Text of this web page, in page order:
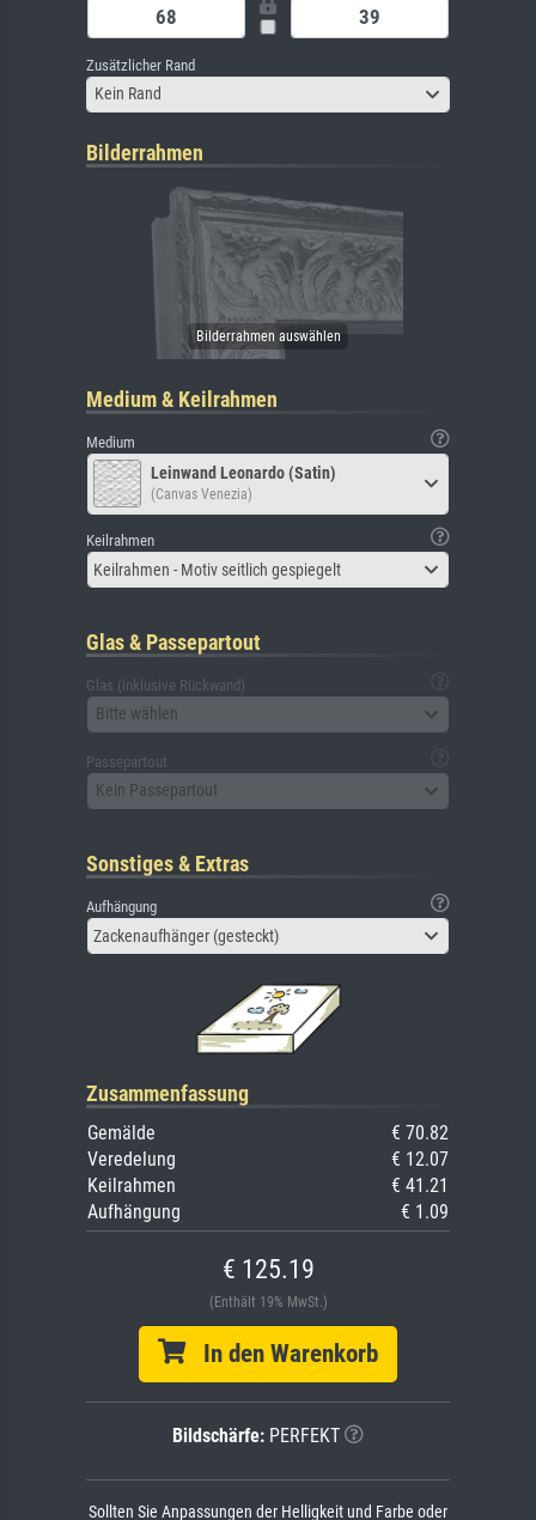
Zusätzlicher Rand
Kein Rand
Bilderrahmen
Medium & Keilrahmen
Medium
Leinwand Leonardo (Satin)
(Canvas Venezia)
Keilrahmen
Keilrahmen - Motiv seitlich gespiegelt
Glas & Passepartout
Glas (inklusive Rückwand)
Bitte wählen
Passepartout
Kein Passepartout
Sonstiges & Extras
Aufhängung
Zackenaufhänger (gesteckt)
Zusammenfassung
Gemälde
€ 70.82
Veredelung
€ 12.07
Keilrahmen
€ 41.21
Aufhängung
€ 1.09
€ 125.19
(Enthält 19% MwSt.)
In den Warenkorb
Bildschärfe: PERFEKT
Sollten Sie Anpassungen der Helligkeit und Farbe oder